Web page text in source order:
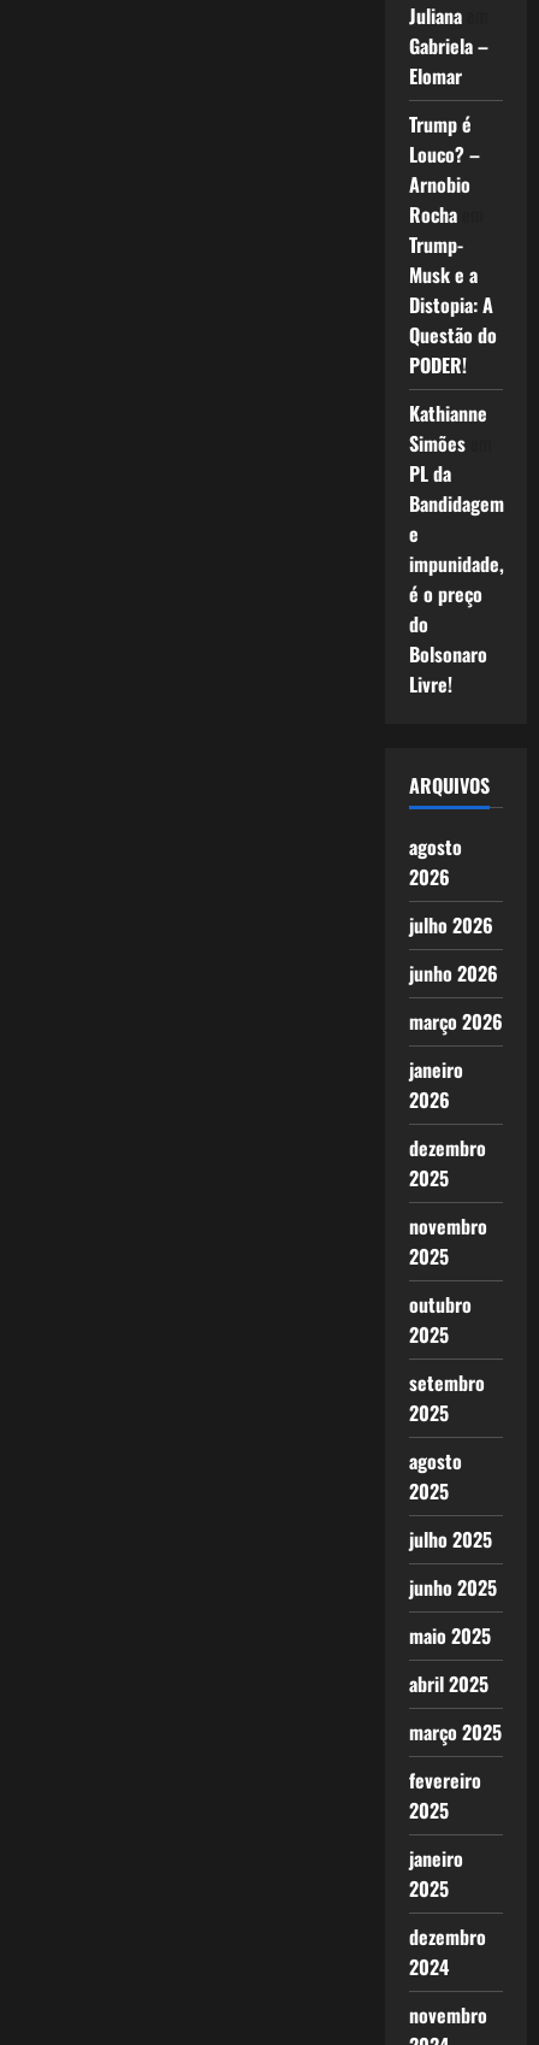
Julianaem
Gabriela –
Elomar
Trump é
Louco? –
Arnobio
Rochaem
Trump-
Musk e a
Distopia: A
Questão do
PODER!
Kathianne
Simõesem
PL da
Bandidagem
e
impunidade,
é o preço
do
Bolsonaro
Livre!
ARQUIVOS
agosto
2026
julho 2026
junho 2026
março 2026
janeiro
2026
dezembro
2025
novembro
2025
outubro
2025
setembro
2025
agosto
2025
julho 2025
junho 2025
maio 2025
abril 2025
março 2025
fevereiro
2025
janeiro
2025
dezembro
2024
novembro